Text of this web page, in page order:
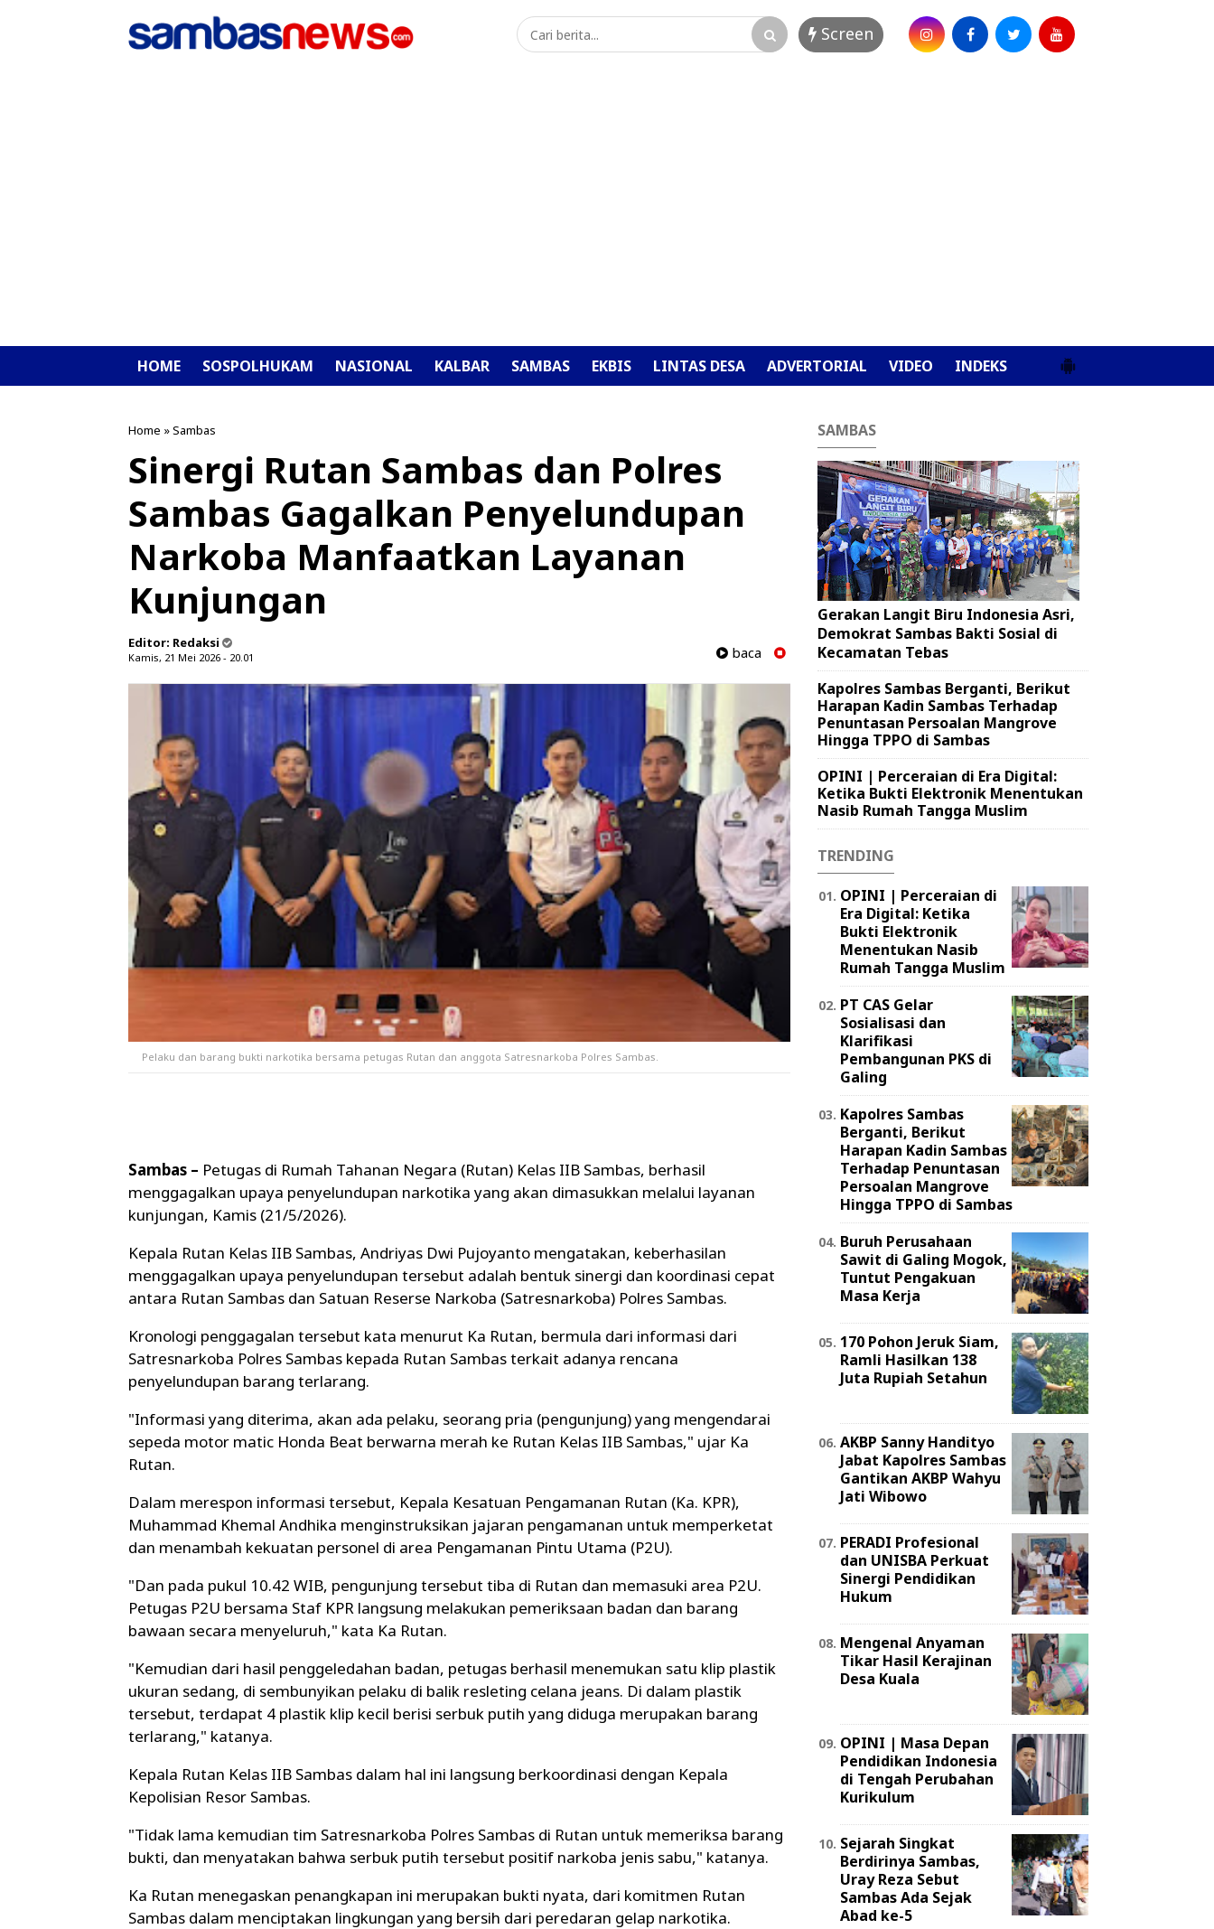
Screen
HOME SOSPOLHUKAM NASIONAL KALBAR SAMBAS EKBIS LINTAS DESA ADVERTORIAL VIDEO INDEKS
Home »Sambas
Sinergi Rutan Sambas dan Polres
Sambas Gagalkan Penyelundupan
Narkoba Manfaatkan Layanan
Kunjungan
Editor: Redaksi
Kamis, 21 Mei 2026 - 20.01 baca
Pelaku dan barang bukti narkotika bersama petugas Rutan dan anggota Satresnarkoba Polres Sambas.
Sambas – Petugas di Rumah Tahanan Negara (Rutan) Kelas IIB Sambas, berhasil
menggagalkan upaya penyelundupan narkotika yang akan dimasukkan melalui layanan
kunjungan, Kamis (21/5/2026).
Kepala Rutan Kelas IIB Sambas, Andriyas Dwi Pujoyanto mengatakan, keberhasilan
menggagalkan upaya penyelundupan tersebut adalah bentuk sinergi dan koordinasi cepat
antara Rutan Sambas dan Satuan Reserse Narkoba (Satresnarkoba) Polres Sambas.
Kronologi penggagalan tersebut kata menurut Ka Rutan, bermula dari informasi dari
Satresnarkoba Polres Sambas kepada Rutan Sambas terkait adanya rencana
penyelundupan barang terlarang.
"Informasi yang diterima, akan ada pelaku, seorang pria (pengunjung) yang mengendarai
sepeda motor matic Honda Beat berwarna merah ke Rutan Kelas IIB Sambas," ujar Ka
Rutan.
Dalam merespon informasi tersebut, Kepala Kesatuan Pengamanan Rutan (Ka. KPR),
Muhammad Khemal Andhika menginstruksikan jajaran pengamanan untuk memperketat
dan menambah kekuatan personel di area Pengamanan Pintu Utama (P2U).
"Dan pada pukul 10.42 WIB, pengunjung tersebut tiba di Rutan dan memasuki area P2U.
Petugas P2U bersama Staf KPR langsung melakukan pemeriksaan badan dan barang
bawaan secara menyeluruh," kata Ka Rutan.
"Kemudian dari hasil penggeledahan badan, petugas berhasil menemukan satu klip plastik
ukuran sedang, di sembunyikan pelaku di balik resleting celana jeans. Di dalam plastik
tersebut, terdapat 4 plastik klip kecil berisi serbuk putih yang diduga merupakan barang
terlarang," katanya.
Kepala Rutan Kelas IIB Sambas dalam hal ini langsung berkoordinasi dengan Kepala
Kepolisian Resor Sambas.
"Tidak lama kemudian tim Satresnarkoba Polres Sambas di Rutan untuk memeriksa barang
bukti, dan menyatakan bahwa serbuk putih tersebut positif narkoba jenis sabu," katanya.
Ka Rutan menegaskan penangkapan ini merupakan bukti nyata, dari komitmen Rutan
Sambas dalam menciptakan lingkungan yang bersih dari peredaran gelap narkotika.
SAMBAS
Gerakan Langit Biru Indonesia Asri,
Demokrat Sambas Bakti Sosial di
Kecamatan Tebas
Kapolres Sambas Berganti, Berikut
Harapan Kadin Sambas Terhadap
Penuntasan Persoalan Mangrove
Hingga TPPO di Sambas
OPINI | Perceraian di Era Digital:
Ketika Bukti Elektronik Menentukan
Nasib Rumah Tangga Muslim
TRENDING
OPINI | Perceraian di
Era Digital: Ketika
Bukti Elektronik
Menentukan Nasib
Rumah Tangga Muslim
PT CAS Gelar
Sosialisasi dan
Klarifikasi
Pembangunan PKS di
Galing
Kapolres Sambas
Berganti, Berikut
Harapan Kadin Sambas
Terhadap Penuntasan
Persoalan Mangrove
Hingga TPPO di Sambas
Buruh Perusahaan
Sawit di Galing Mogok,
Tuntut Pengakuan
Masa Kerja
170 Pohon Jeruk Siam,
Ramli Hasilkan 138
Juta Rupiah Setahun
AKBP Sanny Handityo
Jabat Kapolres Sambas
Gantikan AKBP Wahyu
Jati Wibowo
PERADI Profesional
dan UNISBA Perkuat
Sinergi Pendidikan
Hukum
Mengenal Anyaman
Tikar Hasil Kerajinan
Desa Kuala
OPINI | Masa Depan
Pendidikan Indonesia
di Tengah Perubahan
Kurikulum
Sejarah Singkat
Berdirinya Sambas,
Uray Reza Sebut
Sambas Ada Sejak
Abad ke-5